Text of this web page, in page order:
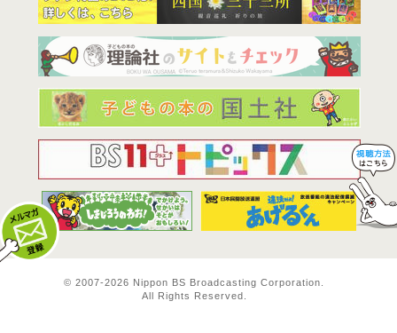
© 2007-2026 Nippon BS Broadcasting Corporation.
All Rights Reserved.